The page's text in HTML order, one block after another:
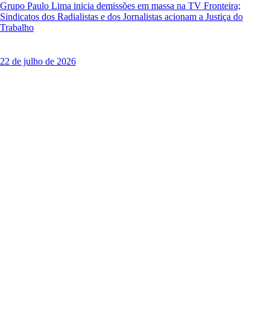
Grupo Paulo Lima inicia demissões em massa na TV Fronteira;
Sindicatos dos Radialistas e dos Jornalistas acionam a Justiça do
Trabalho
22 de julho de 2026